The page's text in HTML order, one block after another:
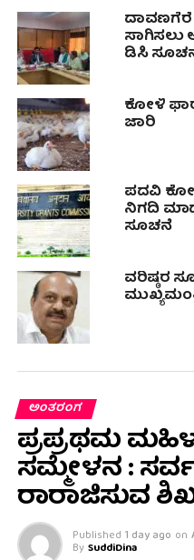
ದಾವಣಗೆರೆ
ಸಾಗಿಸಲು
ಡಿಸಿ
ಕೋಳಿ
ಜಾರಿ
ಪದವಿ
ನಿಗದಿ
ಸೂಚನೆ
ವರಿಷ್ಠರ
ಅಂತರಂಗ
ಪ್ರಪ್ರಥಮ
ಸಮ್ಮೇಳನ :
ರಾರಾಜಿಸುವ
Published 1 day ago on
By SuddiDina